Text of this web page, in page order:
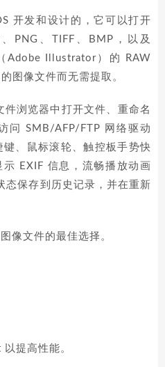
开发和设计的，它可以打开
PNG、TIFF、BMP，以及
Adobe Illustrator）的 RAW
图像文件而无需提取。
浏览器中打开文件、重命名
问 SMB/AFP/FTP 网络驱动
、鼠标滚轮、触控板手势快
EXIF 信息，流畅播放动画
保存到历史记录，并在重新
像文件的最佳选择。
提高性能。